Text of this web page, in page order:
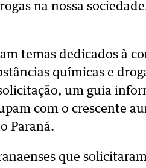
na nossa
temas dedicados à
químicas e
um guia
com o crescente
Paraná.
que